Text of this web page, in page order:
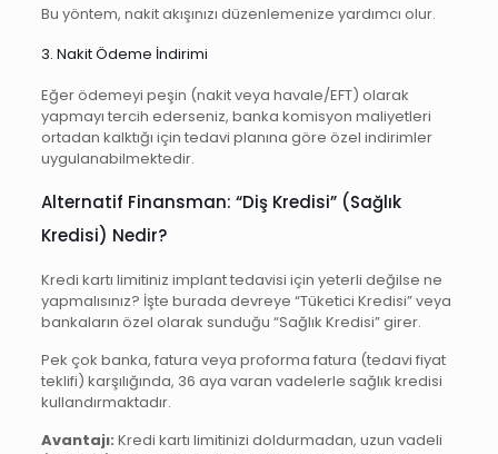
Bu yöntem, nakit akışınızı düzenlemenize yardımcı olur.
3. Nakit Ödeme İndirimi
Eğer ödemeyi peşin (nakit veya havale/EFT) olarak
yapmayı tercih ederseniz, banka komisyon maliyetleri
ortadan kalktığı için tedavi planına göre özel indirimler
uygulanabilmektedir.
Alternatif Finansman: “Diş Kredisi” (Sağlık
Kredisi) Nedir?
Kredi kartı limitiniz implant tedavisi için yeterli değilse ne
yapmalısınız? İşte burada devreye “Tüketici Kredisi” veya
bankaların özel olarak sunduğu “Sağlık Kredisi” girer.
Pek çok banka, fatura veya proforma fatura (tedavi fiyat
teklifi) karşılığında, 36 aya varan vadelerle sağlık kredisi
kullandırmaktadır.
Avantajı: Kredi kartı limitinizi doldurmadan, uzun vadeli